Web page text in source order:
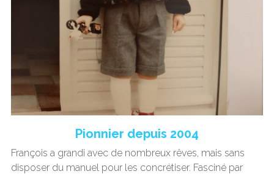
Pionnier depuis 2004
François a grandi avec de nombreux rêves, mais sans
disposer du manuel pour les concrétiser. Fasciné par